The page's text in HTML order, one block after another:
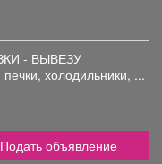
- ВЫВЕЗУ
холодильники, ...
Подать объявление